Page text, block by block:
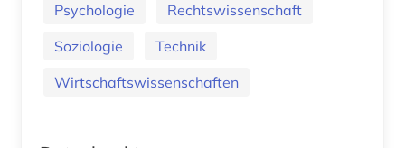
Psychologie
Rechtswissenschaft
Soziologie
Technik
Wirtschaftswissenschaften